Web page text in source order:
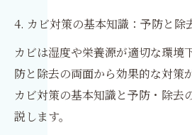
4. カビ対策の基本知識：予防と除
カビは湿度や栄養源が適切な環境
防と除去の両面から効果的な対策
カビ対策の基本知識と予防・除去
説します。